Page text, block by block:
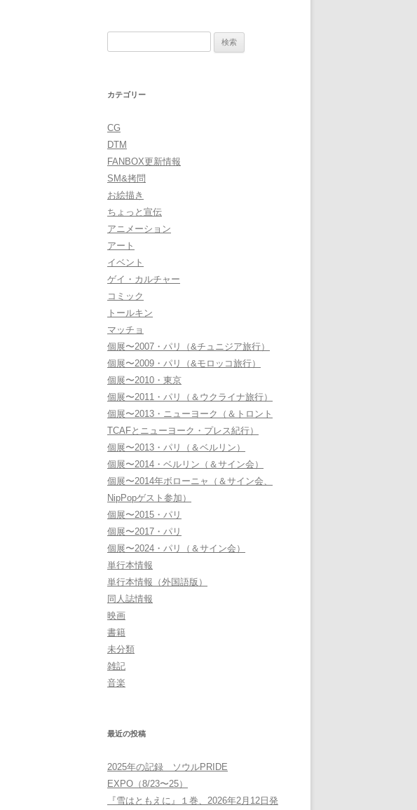
カテゴリー
CG
DTM
FANBOX更新情報
SM&拷問
お絵描き
ちょっと宣伝
アニメーション
アート
イベント
ゲイ・カルチャー
コミック
トールキン
マッチョ
個展〜2007・パリ（&チュニジア旅行）
個展〜2009・パリ（&モロッコ旅行）
個展〜2010・東京
個展〜2011・パリ（＆ウクライナ旅行）
個展〜2013・ニューヨーク（＆トロント
TCAFとニューヨーク・プレス紀行）
個展〜2013・パリ（＆ベルリン）
個展〜2014・ベルリン（＆サイン会）
個展〜2014年ボローニャ（＆サイン会、
NipPopゲスト参加）
個展〜2015・パリ
個展〜2017・パリ
個展〜2024・パリ（＆サイン会）
単行本情報
単行本情報（外国語版）
同人誌情報
映画
書籍
未分類
雑記
音楽
最近の投稿
2025年の記録 ソウルPRIDE
EXPO（8/23〜25）
『雪はともえに』１巻、2026年2月12日発